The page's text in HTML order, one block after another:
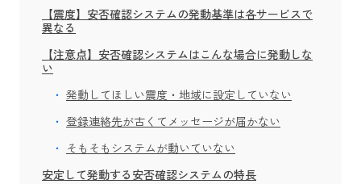
【震度】安否確認システムの発動基準は各サービスで
異なる
【注意点】安否確認システムはこんな場合に発動しな
い
発動してほしい震度・地域に設定していない
登録連絡先が古くてメッセージが届かない
そもそもシステムが動いていない
安定して発動する安否確認システムの特長